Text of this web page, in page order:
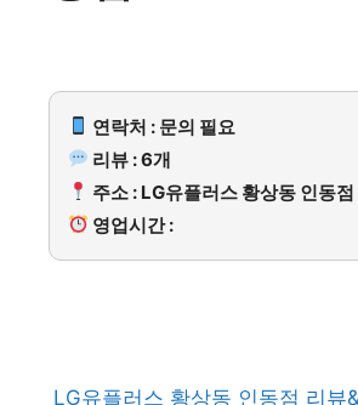
연락처 : 문의 필요
리뷰 : 6개
주소 : LG유플러스 황상동 인동점
영업시간 :
LG유플러스 황상동 인동점 리뷰